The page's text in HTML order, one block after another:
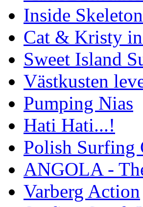
Inside
Cat & Kristy
Sweet Island
Västkusten
Pumping Nias
Hati Hati...!
Polish Surfing
ANGOLA -
Varberg Action